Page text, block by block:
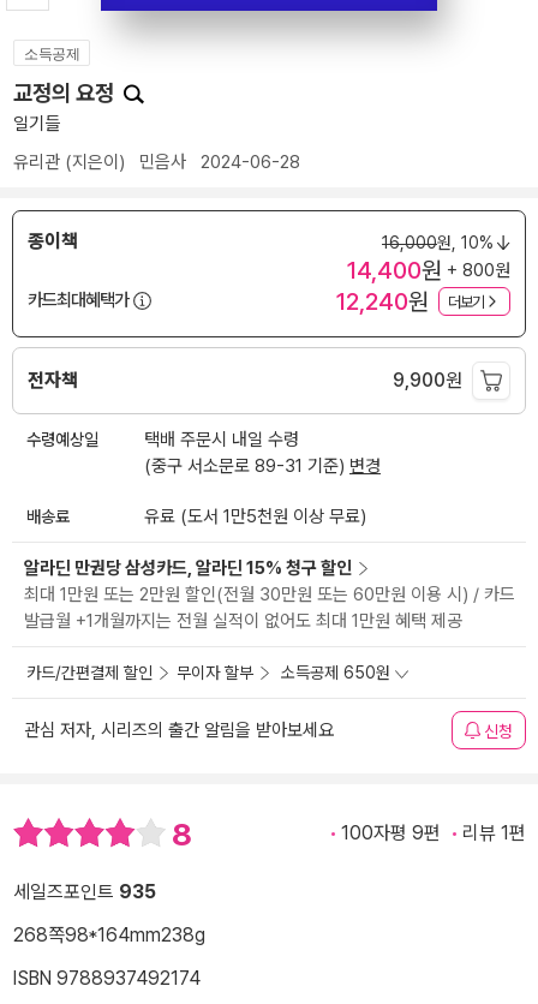
소득공제
교정의 요정
일기들
유리관 (지은이) 민음사 2024-06-28
종이책 16,000원, 10%
14,400원 + 800원
카드최대혜택가
12,240원 더보기
전자책 9,900원
수령예상일
택배 주문시 내일 수령
(중구 서소문로 89-31 기준) 변경
배송료 유료 (도서 1만5천원 이상 무료)
알라딘 만권당 삼성카드, 알라딘 15% 청구 할인
최대 1만원 또는 2만원 할인(전월 30만원 또는 60만원 이용 시) / 카드
발급월 +1개월까지는 전월 실적이 없어도 최대 1만원 혜택 제공
카드/간편결제 할인 무이자 할부 소득공제 650원
관심 저자, 시리즈의 출간 알림을 받아보세요 신청
8 100자평 9편 리뷰 1편
세일즈포인트 935
268쪽98*164mm238g
ISBN 9788937492174